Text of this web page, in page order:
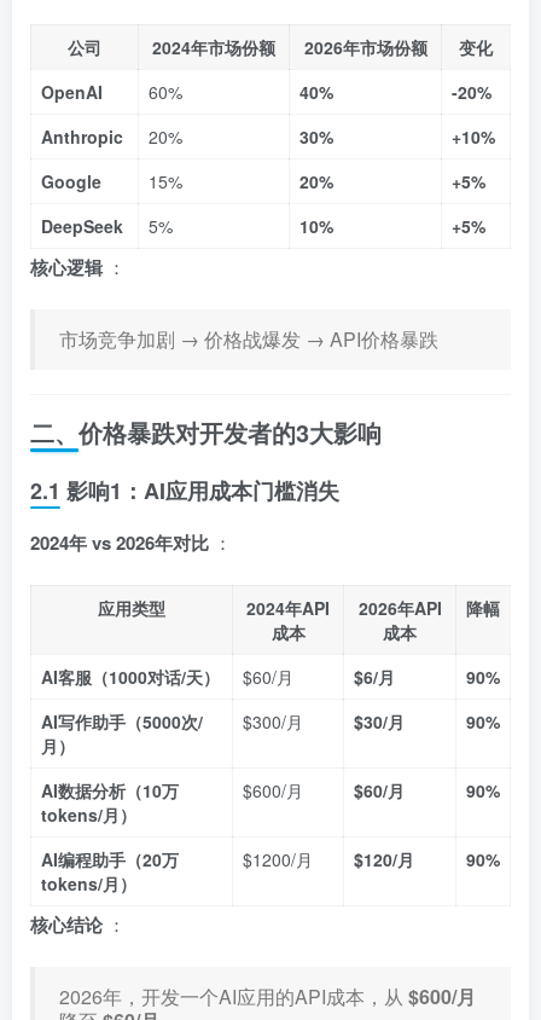
公司 2024年市场份额 2026年市场份额
变化
OpenAI
60% 40%
-20%
Anthropic
20% 30%
+10%
Google
15% 20%
+5%
DeepSeek
5% 10% +5%
核心逻辑 ：
市场竞争加剧 → 价格战爆发 → API价格暴跌
二、价格暴跌对开发者的3大影响
2.1 影响1：AI应用成本门槛消失
2024年 vs 2026年对比 ：
应用类型
2024年API
成本
2026年API
成本
降幅
AI客服（1000对话/天） $60/月 $6/月
90%
AI写作助手（5000次/
月）
$300/月 $30/月 90%
AI数据分析（10万
tokens/月）
$600/月 $60/月 90%
AI编程助手（20万
tokens/月）
$1200/月 $120/月 90%
核心结论 ：
2026年，开发一个AI应用的API成本，从 $600/月